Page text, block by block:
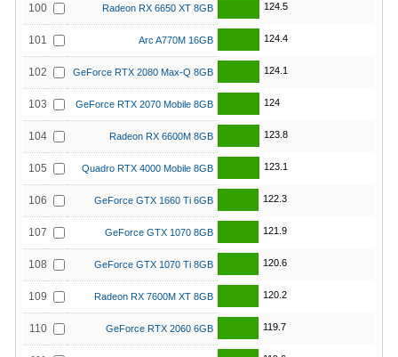
100 Radeon RX 6650 XT 8GB 124.5
101 Arc A770M 16GB 124.4
102 GeForce RTX 2080 Max-Q 8GB 124.1
103 GeForce RTX 2070 Mobile 8GB 124
104 Radeon RX 6600M 8GB 123.8
105 Quadro RTX 4000 Mobile 8GB 123.1
106 GeForce GTX 1660 Ti 6GB 122.3
107 GeForce GTX 1070 8GB 121.9
108 GeForce GTX 1070 Ti 8GB 120.6
109 Radeon RX 7600M XT 8GB 120.2
110 GeForce RTX 2060 6GB 119.7